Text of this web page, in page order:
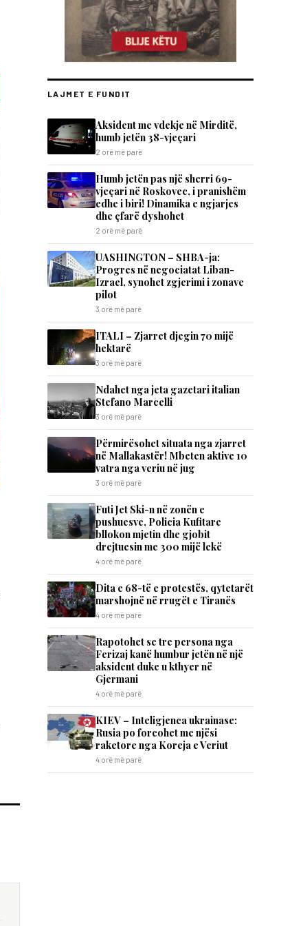
LAJMET E FUNDIT
Aksident me vdekje në Mirditë,
humb jetën 38-vjeçari
2 orë më parë
Humb jetën pas një sherri 69-
vjeçari në Roskovec, i pranishëm
edhe i biri! Dinamika e ngjarjes
dhe çfarë dyshohet
2 orë më parë
UASHINGTON – SHBA-ja:
Progres në negociatat Liban-
Izrael, synohet zgjerimi i zonave
pilot
3 orë më parë
ITALI – Zjarret djegin 70 mijë
hektarë
3 orë më parë
Ndahet nga jeta gazetari italian
Stefano Marcelli
3 orë më parë
Përmirësohet situata nga zjarret
në Mallakastër! Mbeten aktive 10
vatra nga veriu në jug
3 orë më parë
Futi Jet Ski-n në zonën e
pushuesve, Policia Kufitare
bllokon mjetin dhe gjobit
drejtuesin me 300 mijë lekë
4 orë më parë
Dita e 68-të e protestës, qytetarët
marshojnë në rrugët e Tiranës
4 orë më parë
Rapotohet se tre persona nga
Ferizaj kanë humbur jetën në një
aksident duke u kthyer në
Gjermani
4 orë më parë
KIEV – Inteligjenca ukrainase:
Rusia po forcohet me njësi
raketore nga Koreja e Veriut
4 orë më parë